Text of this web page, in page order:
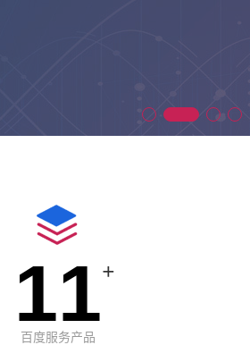
11+
百度服务产品